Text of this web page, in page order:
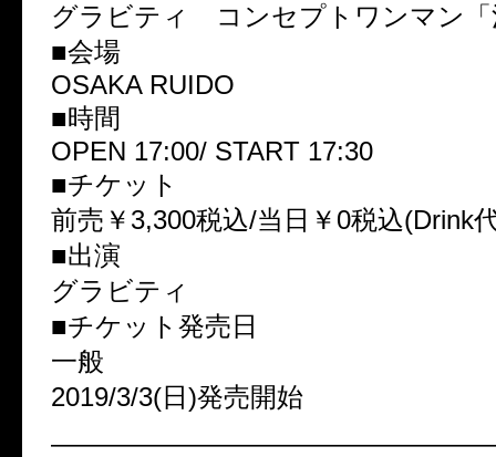
グラビティ コンセプトワンマン「
■会場
OSAKA RUIDO
■時間
OPEN 17:00/ START 17:30
■チケット
前売￥3,300税込/当日￥0税込(Drink
■出演
グラビティ
■チケット発売日
一般
2019/3/3(日)発売開始